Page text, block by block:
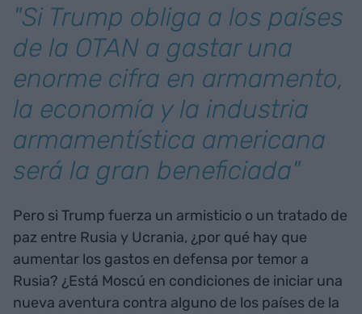
"Si Trump obliga a los países
de la OTAN a gastar una
enorme cifra en armamento,
la economía y la industria
armamentística americana
será la gran beneficiada"
Pero si Trump fuerza un armisticio o un tratado de
paz entre Rusia y Ucrania, ¿por qué hay que
aumentar los gastos en defensa por temor a
Rusia? ¿Está Moscú en condiciones de iniciar una
nueva aventura contra alguno de los países de la